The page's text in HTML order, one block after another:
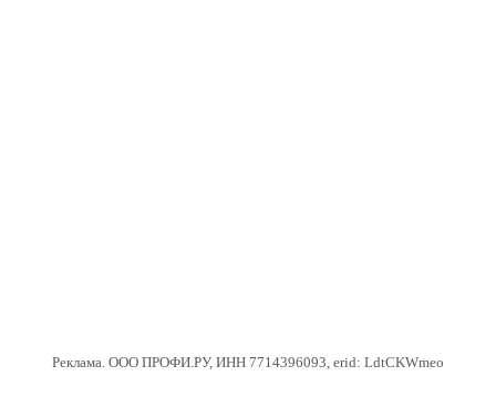
Реклама. ООО ПРОФИ.РУ, ИНН 7714396093, erid: LdtCKWmeo